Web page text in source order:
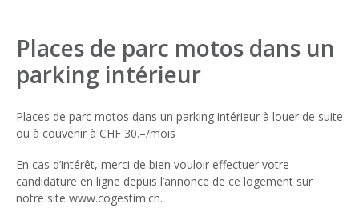
Places de parc motos dans un
parking intérieur
Places de parc motos dans un parking intérieur à louer de suite
ou à couvenir à CHF 30.–/mois
En cas d’intérêt, merci de bien vouloir effectuer votre
candidature en ligne depuis l’annonce de ce logement sur
notre site www.cogestim.ch.